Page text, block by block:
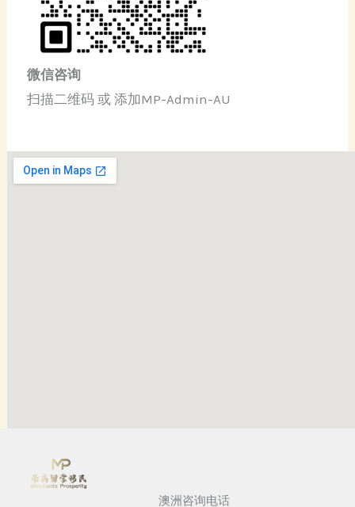
微信咨询
扫描二维码 或 添加MP-Admin-AU
澳洲咨询电话